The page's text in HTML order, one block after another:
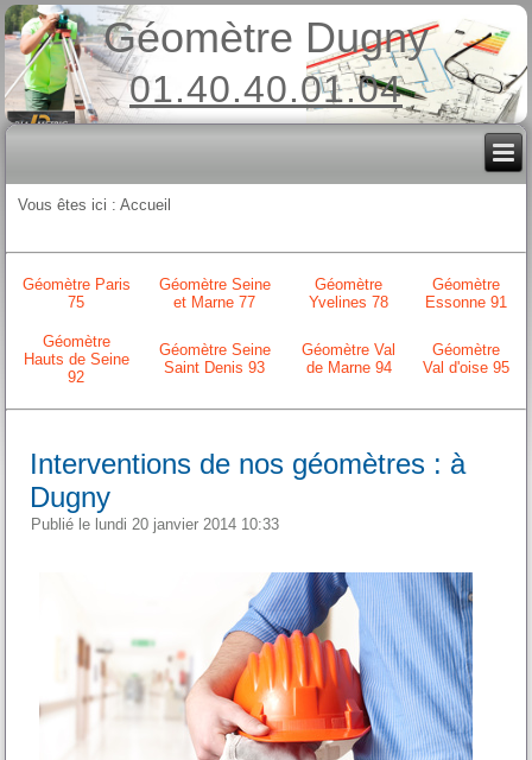
Géomètre Dugny
01.40.40.01.04
Vous êtes ici :Accueil
Géomètre Paris
75
Géomètre Seine
et Marne 77
Géomètre
Yvelines 78
Géomètre
Essonne 91
Géomètre
Hauts de Seine
92
Géomètre Seine
Saint Denis 93
Géomètre Val
de Marne 94
Géomètre
Val d'oise 95
Interventions de nos géomètres : à
Dugny
Publié le lundi 20 janvier 2014 10:33